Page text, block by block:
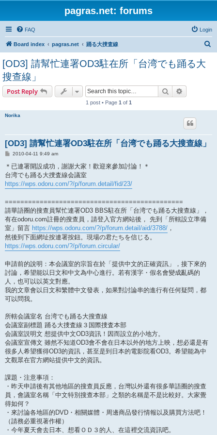
pagras.net: forums
FAQ Login
Board index pagras.net 踊る大捜査線
[OD3] 請幫忙連署OD3駐在所「台湾でも踊る大
搜查線」
Post Reply Search
1 post • Page 1 of 1
Norika
[OD3] 請幫忙連署OD3駐在所「台湾でも踊る大搜查線」
P
s
t
2010-04-11 9:49 am
＊已連署開設成功，謝謝大家！歡迎來參加討論！＊
台湾でも踊る大捜査線会議室
https://wps.odoru.com/?/p/forum.detail/fid/23/
==============================================
請華語圈的搜查員幫忙連署OD3 BBS駐在所「台湾でも踊る大搜查線」，
有在odoru.com註冊的搜查員，請登入官方網站後， 先到「所轄設立準備
室」留言 https://wps.odoru.com/?/p/forum.detail/aid/3788/ ，
然後到下面網址按連署按鈕。現場の君たちを信じる。
https://wps.odoru.com/?/p/forum.circular/
申請前的說明：本会議室的宗旨在於「提供中文的正確資訊」，接下來的
討論，希望能以日文和中文為中心進行。若有漢字・假名會變成亂碼的
人，也可以以英文對應。
我的文章會以日文和繁體中文發表，如果對討論串的進行有任何疑問，都
可以問我。
所轄会議室名 台湾でも踊る大搜查線
会議室副標題 踊る大捜査線３国際捜査本部
会議室説明文 想提供中文OD3資訊！因而設立的小地方。
会議室宣傳文 雖然不知道OD3會不會在日本以外的地方上映，想必還是有
很多人希望獲得OD3的資訊，甚至是到日本的電影院看OD3。希望能為中
文觀眾在官方網站提供中文的資訊。
課題・注意事項：
・昨天申請後有其他地區的搜查員反應，台灣以外還有很多華語圈的搜查
員，會議室名稱「中文特別搜查本部」之類的名稱是不是比較好。大家覺
得如何？
・來討論各地區的DVD・相關媒體・周邊商品發行情報以及購買方法吧！
（請務必重視著作權）
・今年夏天會去日本、想看ＯＤ３的人、在這裡交流資訊吧。